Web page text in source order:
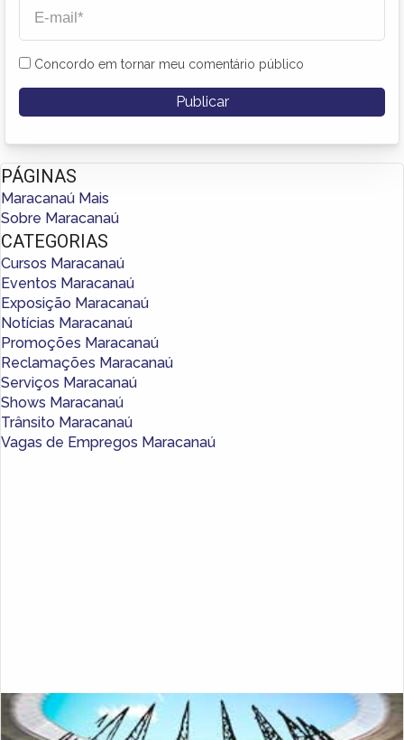
Concordo em tornar meu comentário público
PÁGINAS
Maracanaú Mais
Sobre Maracanaú
CATEGORIAS
Cursos Maracanaú
Eventos Maracanaú
Exposição Maracanaú
Notícias Maracanaú
Promoções Maracanaú
Reclamações Maracanaú
Serviços Maracanaú
Shows Maracanaú
Trânsito Maracanaú
Vagas de Empregos Maracanaú